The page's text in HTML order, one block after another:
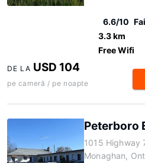
6.6/10
3.3 km
Free Wifi
DE LA USD 104
pe cameră / pe noapte
Peterboro
1015 Highway
Monaghan,